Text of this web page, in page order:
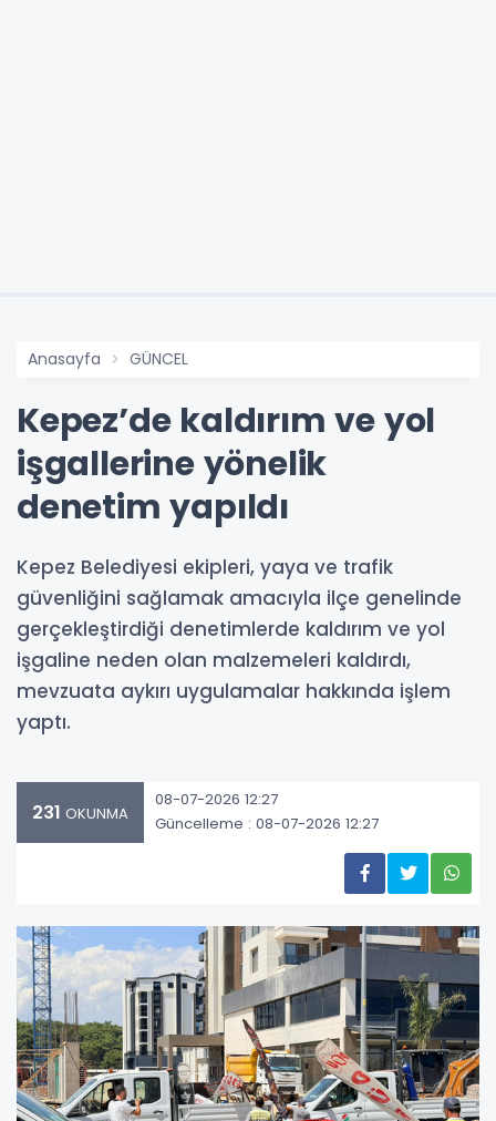
Anasayfa GÜNCEL
Kepez’de kaldırım ve yol
işgallerine yönelik
denetim yapıldı
Kepez Belediyesi ekipleri, yaya ve trafik
güvenliğini sağlamak amacıyla ilçe genelinde
gerçekleştirdiği denetimlerde kaldırım ve yol
işgaline neden olan malzemeleri kaldırdı,
mevzuata aykırı uygulamalar hakkında işlem
yaptı.
231 OKUNMA
08-07-2026 12:27
Güncelleme : 08-07-2026 12:27